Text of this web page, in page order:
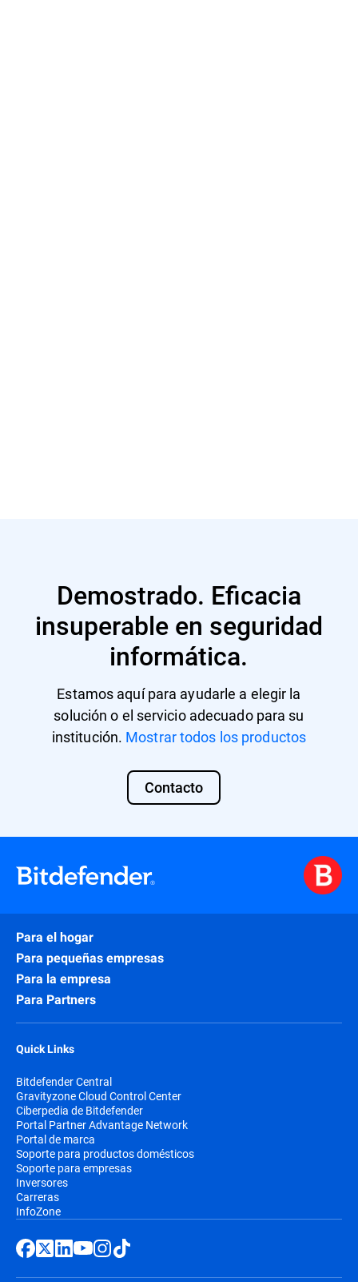
Demostrado. Eficacia
insuperable en seguridad
informática.
Estamos aquí para ayudarle a elegir la
solución o el servicio adecuado para su
institución. Mostrar todos los productos
Contacto
Para el hogar
Para pequeñas empresas
Para la empresa
Para Partners
Quick Links
Bitdefender Central
Gravityzone Cloud Control Center
Ciberpedia de Bitdefender
Portal Partner Advantage Network
Portal de marca
Soporte para productos domésticos
Soporte para empresas
Inversores
Carreras
InfoZone